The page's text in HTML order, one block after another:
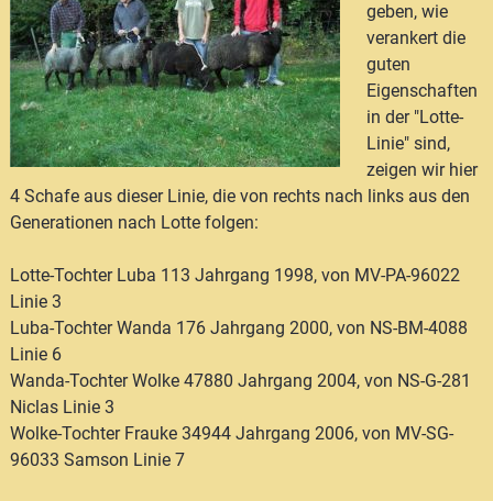
geben, wie
verankert die
guten
Eigenschaften
in der "Lotte-
Linie" sind,
zeigen wir hier
4 Schafe aus dieser Linie, die von rechts nach links aus den
Generationen nach Lotte folgen:
Lotte-Tochter Luba 113 Jahrgang 1998, von MV-PA-96022
Linie 3
Luba-Tochter Wanda 176 Jahrgang 2000, von NS-BM-4088
Linie 6
Wanda-Tochter Wolke 47880 Jahrgang 2004, von NS-G-281
Niclas Linie 3
Wolke-Tochter Frauke 34944 Jahrgang 2006, von MV-SG-
96033 Samson Linie 7